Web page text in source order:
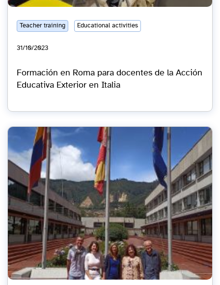
31/10/2023
Teacher training Educational activities
Formación en Roma para docentes de la Acción
Educativa Exterior en Italia